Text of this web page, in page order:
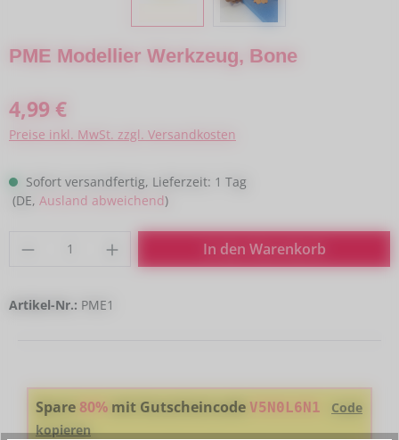
PME Modellier Werkzeug, Bone
Regulärer Preis:
4,99 €
Preise inkl. MwSt. zzgl. Versandkosten
Sofort versandfertig, Lieferzeit: 1 Tag
(DE, Ausland abweichend)
Produkt Anzahl: Gib den gewünschten
In den Warenkorb
Artikel-Nr.: PME1
Spare80% mit Gutscheincode V5N0L6N1
Code
kopieren